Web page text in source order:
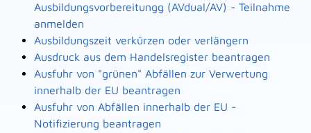
Ausbildungsvorbereitungg (AVdual/AV) - Teilnahme
anmelden
Ausbildungszeit verkürzen oder verlängern
Ausdruck aus dem Handelsregister beantragen
Ausfuhr von "grünen" Abfällen zur Verwertung
innerhalb der EU beantragen
Ausfuhr von Abfällen innerhalb der EU -
Notifizierung beantragen